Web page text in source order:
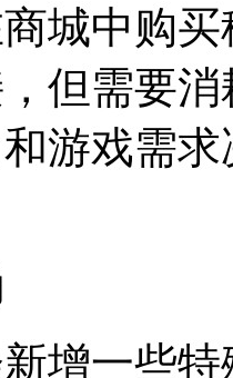
城中购
但需要
游戏需
增一些